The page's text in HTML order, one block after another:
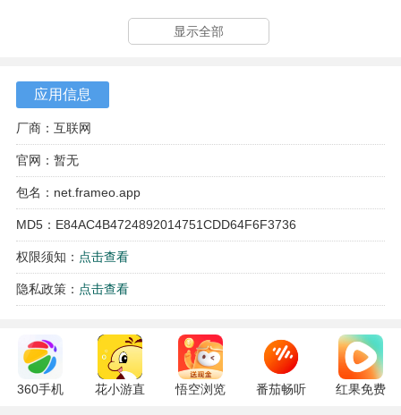
户的隐私安全，您可以放心分享个人照片和视频。
显示全部
应用信息
厂商：互联网
官网：暂无
包名：net.frameo.app
MD5：E84AC4B4724892014751CDD64F6F3736
权限须知： 点击查看
隐私政策： 点击查看
360手机
花小游直
悟空浏览
番茄畅听
红果免费